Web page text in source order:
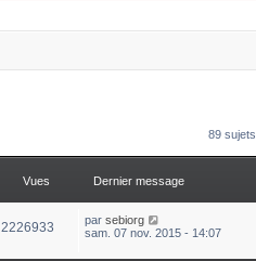
89 sujets
Vues Dernier message
2226933 par sebiorg
sam. 07 nov. 2015 - 14:07